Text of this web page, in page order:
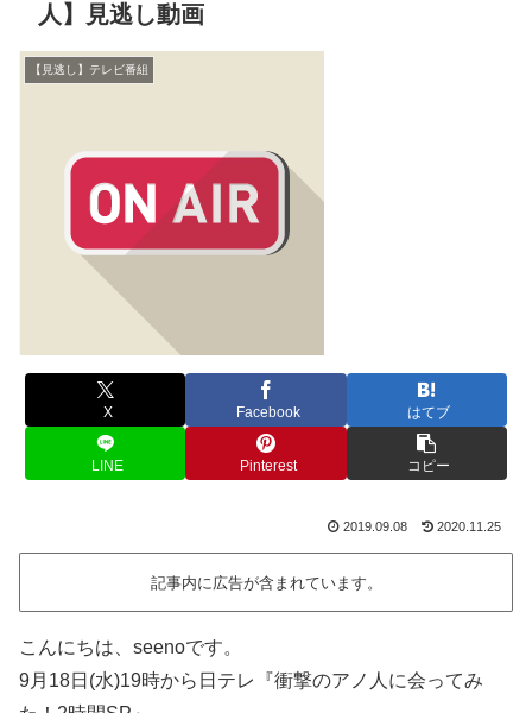
人】見逃し動画
【見逃し】テレビ番組
X Facebook はてブ
LINE Pinterest コピー
2019.09.08 2020.11.25
記事内に広告が含まれています。
こんにちは、seenoです。
9月18日(水)19時から日テレ『衝撃のアノ人に会ってみ